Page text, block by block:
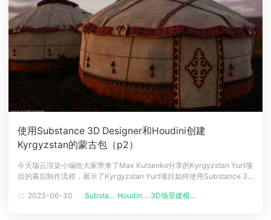
使用Substance 3D Designer和Houdini创建
Kyrgyzstan的蒙古包（p2）
今天瑞云渲染小编给大家带来了Max Kutsenko分享的Kyrgyzstan Yurt项
目的幕后制作流程，展示了Kyrgyzstan Yurt项目如何使用Substance 3D
分上下两篇分享~我们接着上篇分享！纹理和材质首先，我决定创建一种
2023-06-30 Substa... Houdin... 3D场景建模...